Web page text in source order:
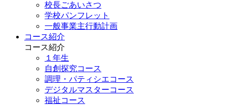
校長ごあいさつ
学校パンフレット
一般事業主行動計画
コース紹介
コース紹介
１年生
自創探究コース
調理・パティシエコース
デジタルマスターコース
福祉コース